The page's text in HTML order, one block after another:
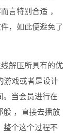
言特别合适 ，
，如此便避免了
解压所具有的优
游戏或者是设计
。当会员进行在
般 ，直接去播放
整个这个过程不